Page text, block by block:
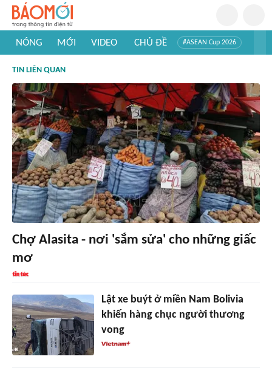
NÓNG MỚI VIDEO CHỦ ĐỀ #ASEAN Cup 2026
#Khám phá thế giới
TIN LIÊN QUAN
Chợ Alasita - nơi 'sắm sửa' cho những giấc
mơ
Lật xe buýt ở miền Nam Bolivia
khiến hàng chục người thương
vong